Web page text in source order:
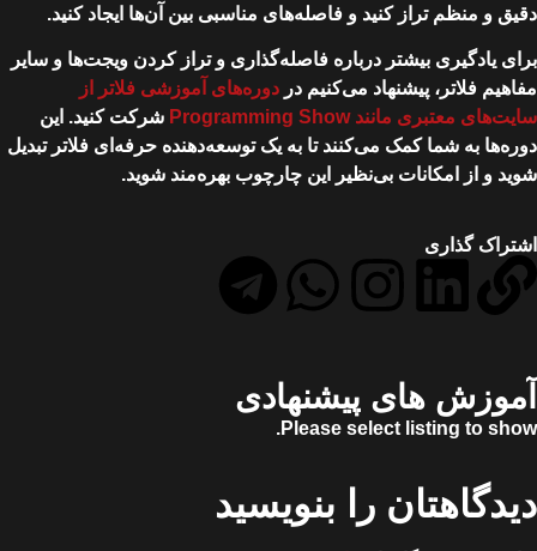
دقیق و منظم تراز کنید و فاصله‌های مناسبی بین آن‌ها ایجاد کنید.
برای یادگیری بیشتر درباره فاصله‌گذاری و تراز کردن ویجت‌ها و سایر
مفاهیم فلاتر، پیشنهاد می‌کنیم در دوره‌های آموزشی فلاتر از
سایت‌های معتبری مانند Programming Show
شرکت کنید. این
دوره‌ها به شما کمک می‌کنند تا به یک توسعه‌دهنده حرفه‌ای فلاتر تبدیل
شوید و از امکانات بی‌نظیر این چارچوب بهره‌مند شوید.
اشتراک گذاری
آموزش های پیشنهادی
Please select listing to show.
دیدگاهتان را بنویسید